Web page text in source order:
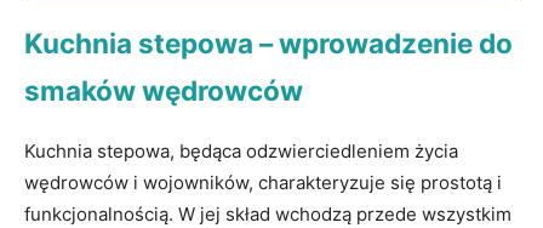
Kuchnia stepowa – wprowadzenie do
smaków wędrowców
Kuchnia stepowa, będąca odzwierciedleniem życia
wędrowców i wojowników, charakteryzuje się prostotą i
funkcjonalnością. W jej skład⁤ wchodzą przede wszystkim